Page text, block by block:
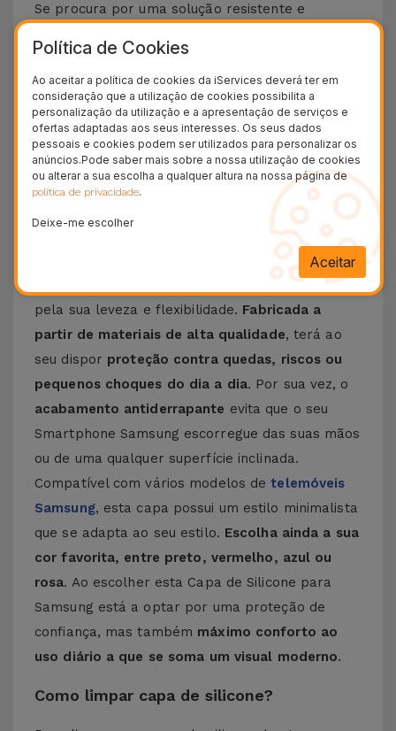
Se procura por uma solução resistente e
Samsung , apresentamos a
Com um design minimalista e extremamente
funcional, esta capa oferecea melhor proteção
ao seu telemóvel a que se junta um toque suave
sem descurar o design icónico e funcionalidades
do seu telemóvel da Samsung.
Descubra as vantagens de uma Capa de
destaca-se
pela sua leveza e flexibilidade. Fabricada a
partir de materiais de alta qualidade, terá ao
seu dispor proteção contra quedas, riscos ou
pequenos choques do dia a dia. Por sua vez, o
acabamento antiderrapante evita que o seu
Smartphone Samsung escorregue das suas mãos
ou de uma qualquer superfície inclinada.
Compatível com vários modelos detelemóveis
Samsung, esta capa possui um estilo minimalista
que se adapta ao seu estilo. Escolha ainda a sua
cor favorita, entre preto, vermelho, azul ou
rosa. Ao escolher esta Capa de Silicone para
Samsung está a optar por uma proteção de
confiança, mas também máximo conforto ao
uso diário a que se soma um visual moderno.
Como limpar capa de silicone?
Política de Cookies
Ao aceitar a política de cookies da iServices deverá ter em
consideração que a utilização de cookies possibilita a
personalização da utilização e a apresentação de serviços e
ofertas adaptadas aos seus interesses. Os seus dados
pessoais e cookies podem ser utilizados para personalizar os
anúncios.Pode saber mais sobre a nossa utilização de cookies
ou alterar a sua escolha a qualquer altura na nossa página de
política de privacidade.
Deixe-me escolher
Aceitar